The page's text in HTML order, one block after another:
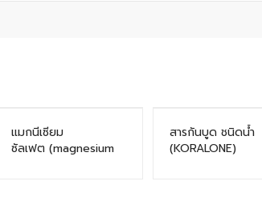
แมกนีเซียม
ซัลเฟต (magnesium
สารกันบูด ชนิดน้ำ
(KORALONE)